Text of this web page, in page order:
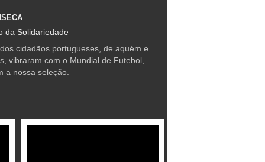
da Solidariedade
cidadãos portugueses, de aquém e
vibraram com o Mundial de Futebol,
a nossa seleção.